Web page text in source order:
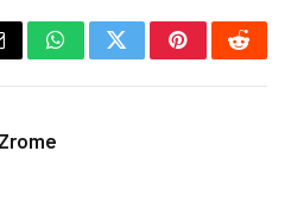
WhatsAppTwitterPinterest